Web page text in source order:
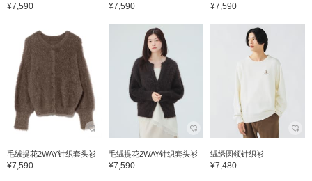
¥7,590 ¥7,590 ¥7,590
毛绒提花2WAY针织套头衫
¥7,590
毛绒提花2WAY针织套头衫
¥7,590
绒绣圆领针织衫
¥7,480